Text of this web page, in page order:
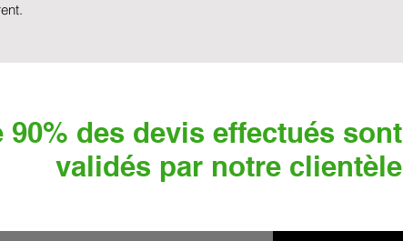
90% des devis effectués sont
validés par notre clientèle